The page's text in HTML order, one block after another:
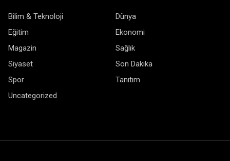
Bilim & Teknoloji
Dünya
Eğitim
Ekonomi
Magazin
Sağlık
Siyaset
Son Dakika
Spor
Tanıtım
Uncategorized